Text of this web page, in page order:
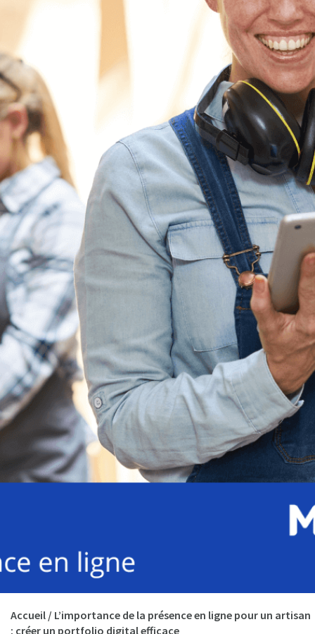
Accueil / L’importance de la présence en ligne pour un artisan
: créer un portfolio digital efficace